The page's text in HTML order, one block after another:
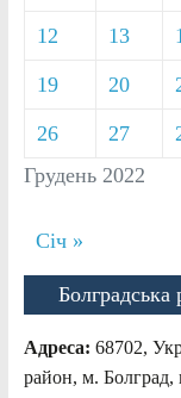
Грудень 2022
12 13
19 20
26 27
Січ »
Болградська
Адреса: 68702,
район, м.